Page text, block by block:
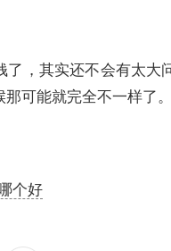
了，其实还不会有太
可能就完全不一样了。
个好